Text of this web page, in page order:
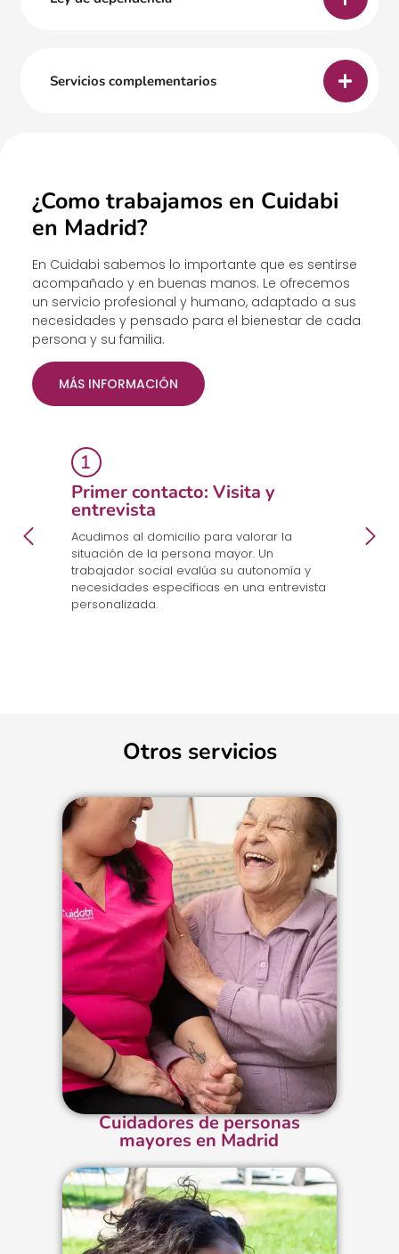
Servicios complementarios
¿Como trabajamos en Cuidabi
en Madrid?
En Cuidabi sabemos lo importante que es sentirse
acompañado y en buenas manos. Le ofrecemos
un servicio profesional y humano, adaptado a sus
necesidades y pensado para el bienestar de cada
persona y su familia.
MÁS INFORMACIÓN
Primer contacto: Visita y
entrevista
Acudimos al domicilio para valorar la
situación de la persona mayor. Un
trabajador social evalúa su autonomía y
necesidades específicas en una entrevista
personalizada.
Otros servicios
Cuidadores de personas
mayores en Madrid